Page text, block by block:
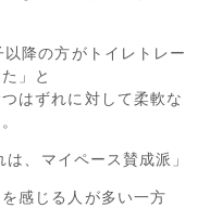
降の方がトイレトレー
」と
はずれに対して柔軟な
、マイペース賛成派」
感じる人が多い一方